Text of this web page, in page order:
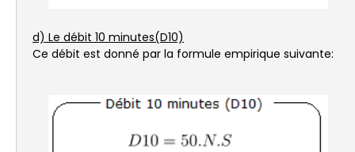
d) Le débit 10 minutes(D10)
Ce débit est donné par la formule empirique suivante: